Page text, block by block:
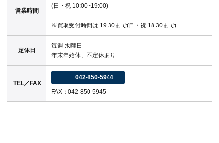
営業時間
(日・祝 10:00~19:00)
※買取受付時間は 19:30まで(日・祝 18:30まで)
定休日
毎週 水曜日
年末年始休、不定休あり
TEL／FAX
042-850-5944
FAX：042-850-5945